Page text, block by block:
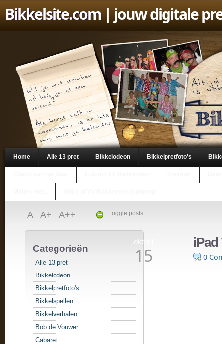
Bikkelsite.com| jouw digitale
Home Alle 13 pret Bikkelodeon Bikkelpretfoto's
Toggle posts
A A+ A++
Categorieën
Alle 13 pret
Bikkelodeon
Bikkelpretfoto's
Bikkelspellen
Bikkelverhalen
Bob de Vouwer
Cabaret
okt/11
15
iPad
0